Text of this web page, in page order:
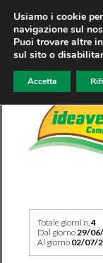
Totale giorni n.4
Dal giorno29/
Al giorno 02/07/
Usiamo i cookie
navigazione sul
Puoi trovare altre
sul sito o
Accetta